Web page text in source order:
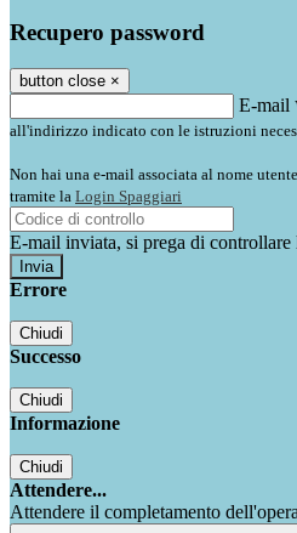
Recupero password
button close ×
E-mail
all'indirizzo indicato con le istruzioni
Non hai una e-mail associata al nome
tramite la Login Spaggiari
E-mail inviata, si prega di controllare
Errore
Chiudi
Successo
Chiudi
Informazione
Chiudi
Attendere...
Attendere il completamento